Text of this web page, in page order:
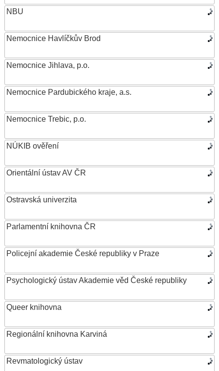
NBU
Nemocnice Havlíčkův Brod
Nemocnice Jihlava, p.o.
Nemocnice Pardubického kraje, a.s.
Nemocnice Trebic, p.o.
NÚKIB ověření
Orientální ústav AV ČR
Ostravská univerzita
Parlamentní knihovna ČR
Policejní akademie České republiky v Praze
Psychologický ústav Akademie věd České republiky
Queer knihovna
Regionální knihovna Karviná
Revmatologický ústav